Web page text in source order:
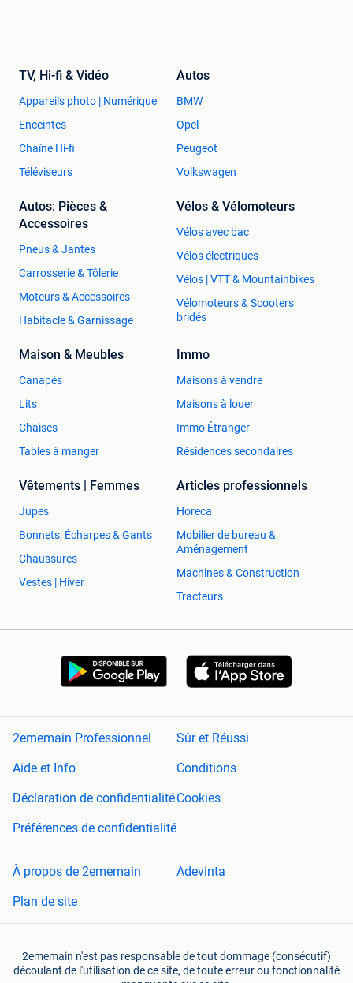
TV, Hi-fi & Vidéo
Appareils photo | Numérique
Enceintes
Chaîne Hi-fi
Téléviseurs
Autos
BMW
Opel
Peugeot
Volkswagen
Autos: Pièces &
Accessoires
Pneus & Jantes
Carrosserie & Tôlerie
Moteurs & Accessoires
Habitacle & Garnissage
Vélos & Vélomoteurs
Vélos avec bac
Vélos électriques
Vélos | VTT & Mountainbikes
Vélomoteurs & Scooters
bridés
Maison & Meubles
Canapés
Lits
Chaises
Tables à manger
Immo
Maisons à vendre
Maisons à louer
Immo Étranger
Résidences secondaires
Vêtements | Femmes
Jupes
Bonnets, Écharpes & Gants
Chaussures
Vestes | Hiver
Articles professionnels
Horeca
Mobilier de bureau &
Aménagement
Machines & Construction
Tracteurs
2ememain Professionnel
Sûr et Réussi
Aide et Info
Conditions
Déclaration de confidentialitéCookies
Préférences de confidentialité
À propos de 2ememain
Adevinta
Plan de site
2ememain n'est pas responsable de tout dommage (consécutif)
découlant de l'utilisation de ce site, de toute erreur ou fonctionnalité